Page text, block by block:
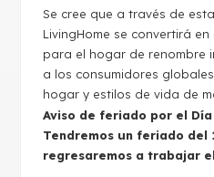
Se cree que a través de
LivingHome se convertirá
para el hogar de renombre
a los consumidores
hogar y estilos de vida de
Aviso de feriado por el
Tendremos un feriado del
regresaremos a trabajar